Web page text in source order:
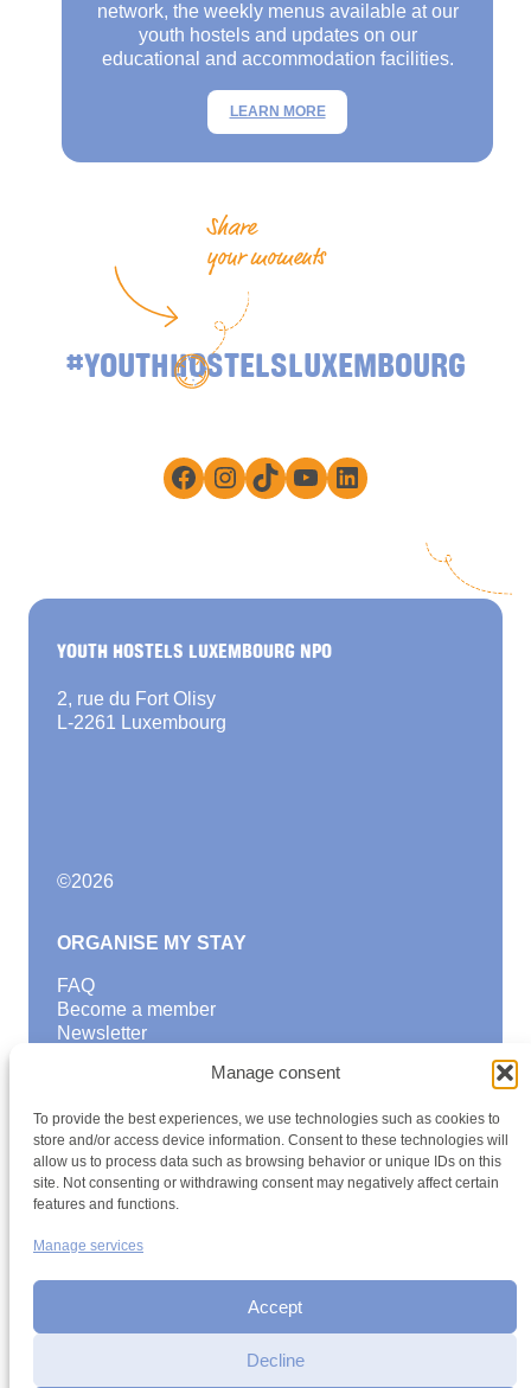
Manage consent
To provide the best experiences, we use technologies such as cookies to
store and/or access device information. Consent to these technologies will
allow us to process data such as browsing behavior or unique IDs on this
site. Not consenting or withdrawing consent may negatively affect certain
features and functions.
Manage services
Accept
Decline
network, the weekly menus available at our
youth hostels and updates on our
educational and accommodation facilities.
LEARN MORE
Share
your moments
#YOUTHHOSTELSLUXEMBOURG
Facebook
Instagram
TikTokYouTube
LinkedIn
YOUTH HOSTELS LUXEMBOURG NPO
2, rue du Fort Olisy
L-2261 Luxembourg
©2026
ORGANISE MY STAY
FAQ
Become a member
Newsletter
Find a youth hostel
Discover activities
School Trips and group excursions
Teambuilding
Youth Hostels Luxembourg NPO